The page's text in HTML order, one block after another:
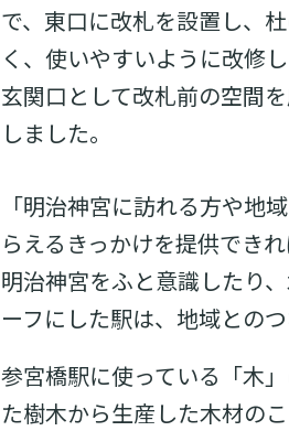
で、東口に改札を設置し、
く、使いやすいように改修
玄関口として改札前の空間
しました。
「明治神宮に訪れる方や地
らえるきっかけを提供でき
明治神宮をふと意識したり
ーフにした駅は、地域との
参宮橋駅に使っている「木
た樹木から生産した木材の